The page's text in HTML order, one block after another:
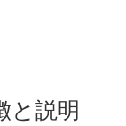
と説明